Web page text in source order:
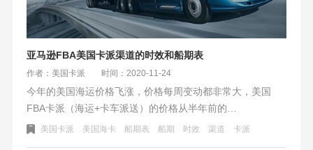
亚马逊FBA美国卡派渠道的时效和船期表
作者：美国卡派 时间：2020-11-24
今年的美国海运价格飞涨，价格每周变动都非常大，美国
FBA卡派（海运+卡车派送）的价格从半年前的
500+元/CBM，涨到了700元/CBM（不包税渠道）。对比
美国卡派 美国海卡 船期表 船期 时效 渠道 卡派